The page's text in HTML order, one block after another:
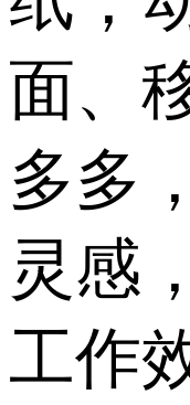
面、
多多
灵感
工作